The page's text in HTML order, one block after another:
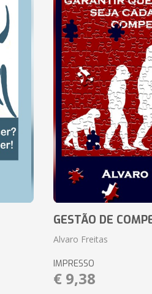
GESTÃO DE
Alvaro Freitas
IMPRESSO
€ 9,38